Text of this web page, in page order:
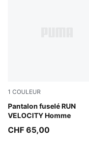
1 COULEUR
Pantalon fuselé RUN
VELOCITY Homme
Puma Black
CHF 65,00